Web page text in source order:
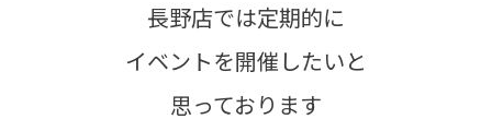
長野店では定期的に
イベントを開催したいと
思っております